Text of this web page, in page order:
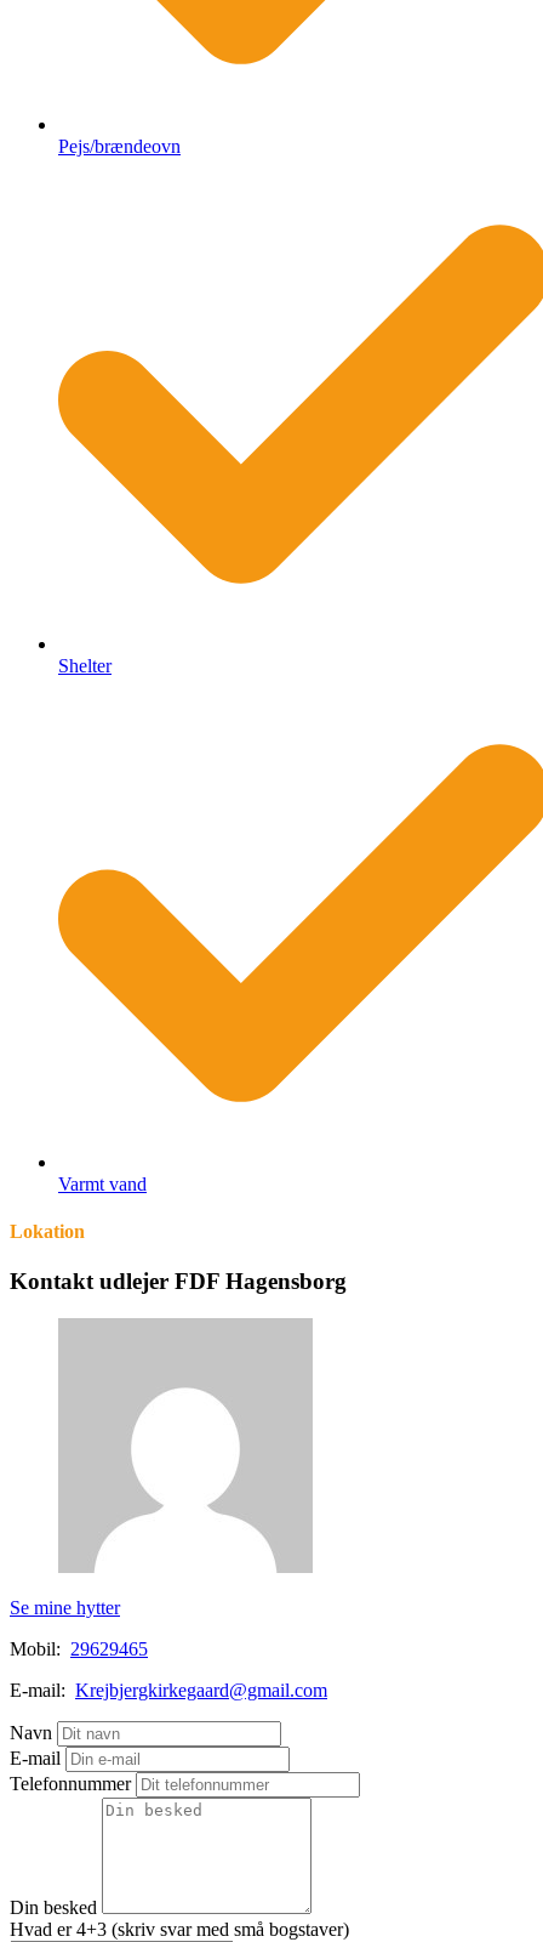
Pejs/brændeovn
Shelter
Varmt vand
Lokation
Kontakt udlejer FDF Hagensborg
Se mine hytter
Mobil: 29629465
E-mail: Krejbjergkirkegaard@gmail.com
Navn
E-mail
Telefonnummer
Din besked
Hvad er 4+3 (skriv svar med små bogstaver)